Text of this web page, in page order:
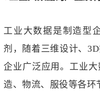
工业大数据是制造型
剂，随着三维设计、
企业广泛应用。工业
造、物流、服役等各环